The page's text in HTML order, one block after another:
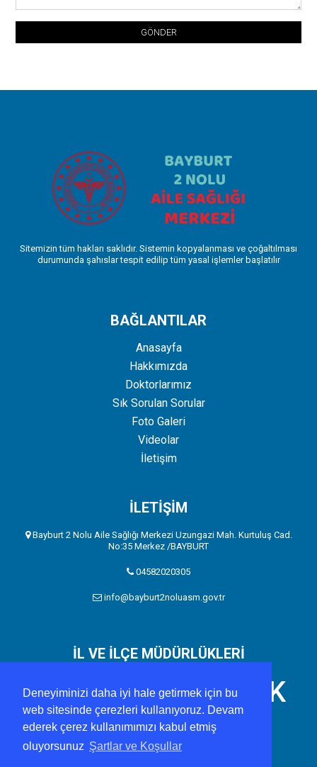
Deneyiminizi daha iyi hale getirmek için bu
web sitesinde çerezleri kullanıyoruz. Devam
ederek çerez kullanımımızı kabul etmiş
oluyorsunuz Şartlar ve Koşullar
GÖNDER
Sitemizin tüm hakları saklıdır. Sistemin kopyalanması ve çoğaltılması
durumunda şahıslar tespit edilip tüm yasal işlemler başlatılır
BAĞLANTILAR
Anasayfa
Hakkımızda
Doktorlarımız
Sık Sorulan Sorular
Foto Galeri
Videolar
İletişim
İLETİŞİM
Bayburt 2 Nolu Aile Sağlığı Merkezi Uzungazi Mah. Kurtuluş Cad.
No:35 Merkez /BAYBURT
04582020305
info@bayburt2noluasm.gov.tr
İL VE İLÇE MÜDÜRLÜKLERİ
BAYBURT İL SAĞLIK
MÜDÜRLÜĞÜ